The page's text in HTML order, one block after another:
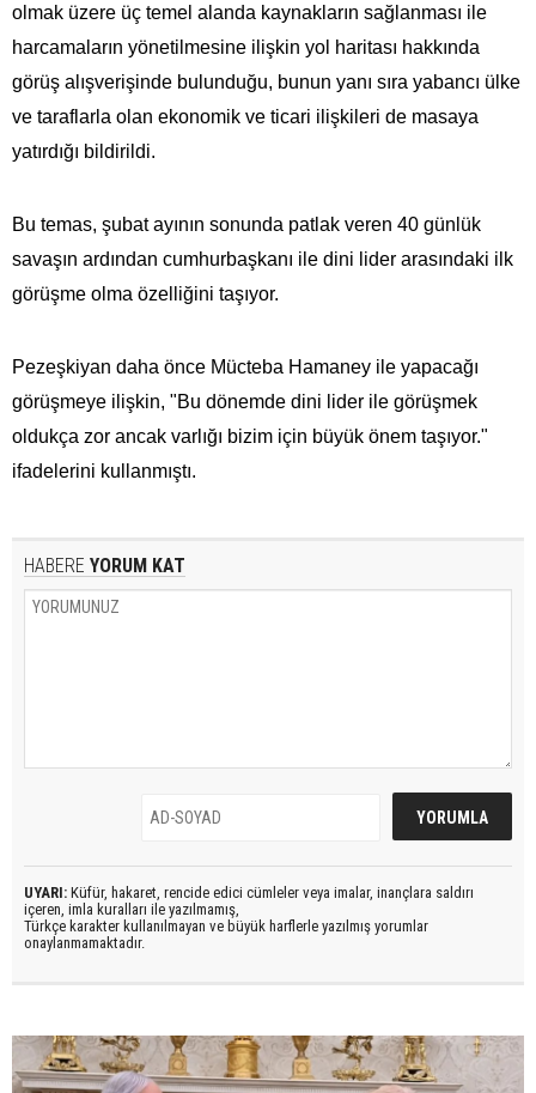
olmak üzere üç temel alanda kaynakların sağlanması ile
harcamaların yönetilmesine ilişkin yol haritası hakkında
görüş alışverişinde bulunduğu, bunun yanı sıra yabancı ülke
ve taraflarla olan ekonomik ve ticari ilişkileri de masaya
yatırdığı bildirildi.
Bu temas, şubat ayının sonunda patlak veren 40 günlük
savaşın ardından cumhurbaşkanı ile dini lider arasındaki ilk
görüşme olma özelliğini taşıyor.
Pezeşkiyan daha önce Mücteba Hamaney ile yapacağı
görüşmeye ilişkin, "Bu dönemde dini lider ile görüşmek
oldukça zor ancak varlığı bizim için büyük önem taşıyor."
ifadelerini kullanmıştı.
HABERE YORUM KAT
UYARI: Küfür, hakaret, rencide edici cümleler veya imalar, inançlara saldırı
içeren, imla kuralları ile yazılmamış,
Türkçe karakter kullanılmayan ve büyük harflerle yazılmış yorumlar
onaylanmamaktadır.